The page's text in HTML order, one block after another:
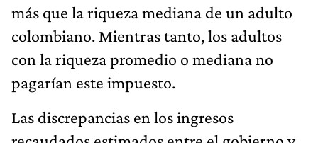
más que la riqueza mediana de un adulto
colombiano. Mientras tanto, los adultos
con la riqueza promedio o mediana no
pagarían este impuesto.
Las discrepancias en los ingresos